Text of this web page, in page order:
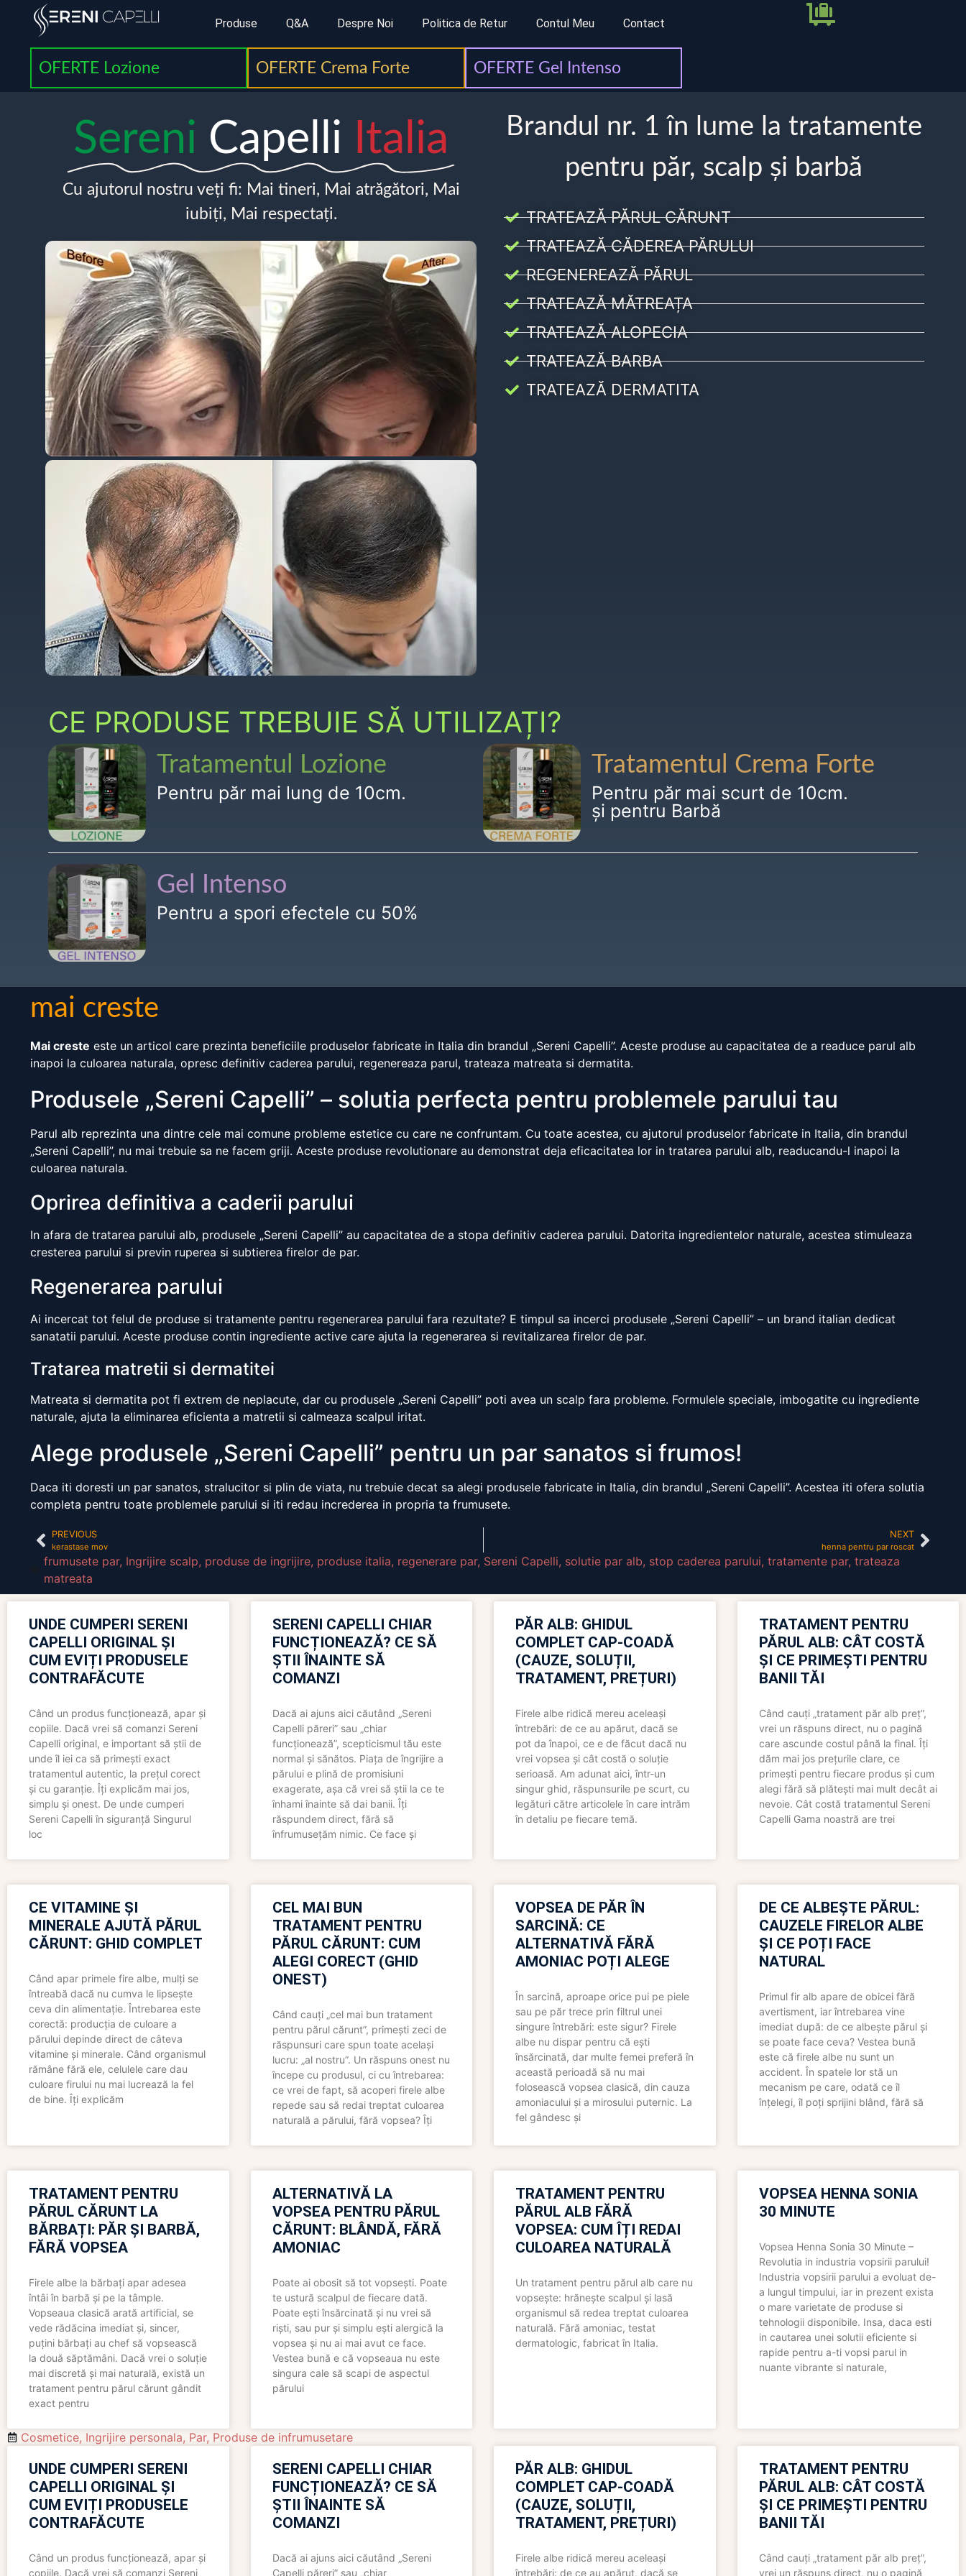
Produse Q&A Despre Noi Politica de Retur Contul Meu Contact
OFERTE Lozione OFERTE Crema Forte OFERTE Gel Intenso
Sereni Capelli Italia
Cu ajutorul nostru veți fi: Mai tineri, Mai atrăgători, Mai
iubiți, Mai respectați.
Brandul nr. 1 în lume la tratamente
pentru păr, scalp și barbă
TRATEAZĂ PĂRUL CĂRUNT
TRATEAZĂ CĂDEREA PĂRULUI
REGENEREAZĂ PĂRUL
TRATEAZĂ MĂTREAȚA
TRATEAZĂ ALOPECIA
TRATEAZĂ BARBA
TRATEAZĂ DERMATITA
CE PRODUSE TREBUIE SĂ UTILIZAȚI?
Tratamentul Lozione
Pentru păr mai lung de 10cm.
Tratamentul Crema Forte
Pentru păr mai scurt de 10cm.
și pentru Barbă
Gel Intenso
Pentru a spori efectele cu 50%
mai creste
Mai creste este un articol care prezinta beneficiile produselor fabricate in Italia din brandul „Sereni Capelli”. Aceste produse au capacitatea de a readuce parul alb
inapoi la culoarea naturala, opresc definitiv caderea parului, regenereaza parul, trateaza matreata si dermatita.
Produsele „Sereni Capelli” – solutia perfecta pentru problemele parului tau
Parul alb reprezinta una dintre cele mai comune probleme estetice cu care ne confruntam. Cu toate acestea, cu ajutorul produselor fabricate in Italia, din brandul
„Sereni Capelli”, nu mai trebuie sa ne facem griji. Aceste produse revolutionare au demonstrat deja eficacitatea lor in tratarea parului alb, readucandu-l inapoi la
culoarea naturala.
Oprirea definitiva a caderii parului
In afara de tratarea parului alb, produsele „Sereni Capelli” au capacitatea de a stopa definitiv caderea parului. Datorita ingredientelor naturale, acestea stimuleaza
cresterea parului si previn ruperea si subtierea firelor de par.
Regenerarea parului
Ai incercat tot felul de produse si tratamente pentru regenerarea parului fara rezultate? E timpul sa incerci produsele „Sereni Capelli” – un brand italian dedicat
sanatatii parului. Aceste produse contin ingrediente active care ajuta la regenerarea si revitalizarea firelor de par.
Tratarea matretii si dermatitei
Matreata si dermatita pot fi extrem de neplacute, dar cu produsele „Sereni Capelli” poti avea un scalp fara probleme. Formulele speciale, imbogatite cu ingrediente
naturale, ajuta la eliminarea eficienta a matretii si calmeaza scalpul iritat.
Alege produsele „Sereni Capelli” pentru un par sanatos si frumos!
Daca iti doresti un par sanatos, stralucitor si plin de viata, nu trebuie decat sa alegi produsele fabricate in Italia, din brandul „Sereni Capelli”. Acestea iti ofera solutia
completa pentru toate problemele parului si iti redau increderea in propria ta frumusete.
PREVIOUS
kerastase mov
NEXT
henna pentru par roscat
frumusete par, Ingrijire scalp, produse de ingrijire, produse italia, regenerare par, Sereni Capelli, solutie par alb, stop caderea parului, tratamente par, trateaza
matreata
UNDE CUMPERI SERENI
CAPELLI ORIGINAL ȘI
CUM EVIȚI PRODUSELE
CONTRAFĂCUTE
Când un produs funcționează, apar și
copiile. Dacă vrei să comanzi Sereni
Capelli original, e important să știi de
unde îl iei ca să primești exact
tratamentul autentic, la prețul corect
și cu garanție. Îți explicăm mai jos,
simplu și onest. De unde cumperi
Sereni Capelli în siguranță Singurul
loc
SERENI CAPELLI CHIAR
FUNCȚIONEAZĂ? CE SĂ
ȘTII ÎNAINTE SĂ
COMANZI
Dacă ai ajuns aici căutând „Sereni
Capelli păreri” sau „chiar
funcționează”, scepticismul tău este
normal și sănătos. Piața de îngrijire a
părului e plină de promisiuni
exagerate, așa că vrei să știi la ce te
înhami înainte să dai banii. Îți
răspundem direct, fără să
înfrumusețăm nimic. Ce face și
PĂR ALB: GHIDUL
COMPLET CAP-COADĂ
(CAUZE, SOLUȚII,
TRATAMENT, PREȚURI)
Firele albe ridică mereu aceleași
întrebări: de ce au apărut, dacă se
pot da înapoi, ce e de făcut dacă nu
vrei vopsea și cât costă o soluție
serioasă. Am adunat aici, într-un
singur ghid, răspunsurile pe scurt, cu
legături către articolele în care intrăm
în detaliu pe fiecare temă.
TRATAMENT PENTRU
PĂRUL ALB: CÂT COSTĂ
ȘI CE PRIMEȘTI PENTRU
BANII TĂI
Când cauți „tratament păr alb preț”,
vrei un răspuns direct, nu o pagină
care ascunde costul până la final. Îți
dăm mai jos prețurile clare, ce
primești pentru fiecare produs și cum
alegi fără să plătești mai mult decât ai
nevoie. Cât costă tratamentul Sereni
Capelli Gama noastră are trei
CE VITAMINE ȘI
MINERALE AJUTĂ PĂRUL
CĂRUNT: GHID COMPLET
Când apar primele fire albe, mulți se
întreabă dacă nu cumva le lipsește
ceva din alimentație. Întrebarea este
corectă: producția de culoare a
părului depinde direct de câteva
vitamine și minerale. Când organismul
rămâne fără ele, celulele care dau
culoare firului nu mai lucrează la fel
de bine. Îți explicăm
CEL MAI BUN
TRATAMENT PENTRU
PĂRUL CĂRUNT: CUM
ALEGI CORECT (GHID
ONEST)
Când cauți „cel mai bun tratament
pentru părul cărunt”, primești zeci de
răspunsuri care spun toate același
lucru: „al nostru”. Un răspuns onest nu
începe cu produsul, ci cu întrebarea:
ce vrei de fapt, să acoperi firele albe
repede sau să redai treptat culoarea
naturală a părului, fără vopsea? Îți
VOPSEA DE PĂR ÎN
SARCINĂ: CE
ALTERNATIVĂ FĂRĂ
AMONIAC POȚI ALEGE
În sarcină, aproape orice pui pe piele
sau pe păr trece prin filtrul unei
singure întrebări: este sigur? Firele
albe nu dispar pentru că ești
însărcinată, dar multe femei preferă în
această perioadă să nu mai
folosească vopsea clasică, din cauza
amoniacului și a mirosului puternic. La
fel gândesc și
DE CE ALBEȘTE PĂRUL:
CAUZELE FIRELOR ALBE
ȘI CE POȚI FACE
NATURAL
Primul fir alb apare de obicei fără
avertisment, iar întrebarea vine
imediat după: de ce albește părul și
se poate face ceva? Vestea bună
este că firele albe nu sunt un
accident. În spatele lor stă un
mecanism pe care, odată ce îl
înțelegi, îl poți sprijini blând, fără să
TRATAMENT PENTRU
PĂRUL CĂRUNT LA
BĂRBAȚI: PĂR ȘI BARBĂ,
FĂRĂ VOPSEA
Firele albe la bărbați apar adesea
întâi în barbă și pe la tâmple.
Vopseaua clasică arată artificial, se
vede rădăcina imediat și, sincer,
puțini bărbați au chef să vopsească
la două săptămâni. Dacă vrei o soluție
mai discretă și mai naturală, există un
tratament pentru părul cărunt gândit
exact pentru
ALTERNATIVĂ LA
VOPSEA PENTRU PĂRUL
CĂRUNT: BLÂNDĂ, FĂRĂ
AMONIAC
Poate ai obosit să tot vopsești. Poate
te ustură scalpul de fiecare dată.
Poate ești însărcinată și nu vrei să
riști, sau pur și simplu ești alergică la
vopsea și nu ai mai avut ce face.
Vestea bună e că vopseaua nu este
singura cale să scapi de aspectul
părului
TRATAMENT PENTRU
PĂRUL ALB FĂRĂ
VOPSEA: CUM ÎȚI REDAI
CULOAREA NATURALĂ
Un tratament pentru părul alb care nu
vopsește: hrănește scalpul și lasă
organismul să redea treptat culoarea
naturală. Fără amoniac, testat
dermatologic, fabricat în Italia.
VOPSEA HENNA SONIA
30 MINUTE
Vopsea Henna Sonia 30 Minute –
Revolutia in industria vopsirii parului!
Industria vopsirii parului a evoluat de-
a lungul timpului, iar in prezent exista
o mare varietate de produse si
tehnologii disponibile. Insa, daca esti
in cautarea unei solutii eficiente si
rapide pentru a-ti vopsi parul in
nuante vibrante si naturale,
Cosmetice, Ingrijire personala, Par, Produse de infrumusetare
UNDE CUMPERI SERENI
CAPELLI ORIGINAL ȘI
CUM EVIȚI PRODUSELE
CONTRAFĂCUTE
Când un produs funcționează, apar și
copiile. Dacă vrei să comanzi Sereni
SERENI CAPELLI CHIAR
FUNCȚIONEAZĂ? CE SĂ
ȘTII ÎNAINTE SĂ
COMANZI
Dacă ai ajuns aici căutând „Sereni
Capelli păreri” sau „chiar
PĂR ALB: GHIDUL
COMPLET CAP-COADĂ
(CAUZE, SOLUȚII,
TRATAMENT, PREȚURI)
Firele albe ridică mereu aceleași
întrebări: de ce au apărut, dacă se
TRATAMENT PENTRU
PĂRUL ALB: CÂT COSTĂ
ȘI CE PRIMEȘTI PENTRU
BANII TĂI
Când cauți „tratament păr alb preț”,
vrei un răspuns direct, nu o pagină